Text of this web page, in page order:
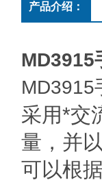
产品介绍：
MD3915
MD3915
采用*交
量，并
可以根